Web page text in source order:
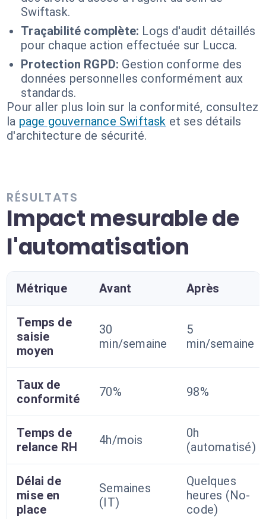
Swiftask.
Traçabilité complète: Logs d'audit détaillés
pour chaque action effectuée sur Lucca.
Protection RGPD: Gestion conforme des
données personnelles conformément aux
standards.
Pour aller plus loin sur la conformité, consultez
la page gouvernance Swiftask et ses détails
d'architecture de sécurité.
RÉSULTATS
Impact mesurable de
l'automatisation
Métrique Avant Après
Temps de
saisie
moyen
30
min/semaine
5
min/semaine
Taux de
conformité
70% 98%
Temps de
relance RH
4h/mois
0h
(automatisé)
Délai de
mise en
place
Semaines
(IT)
Quelques
heures (No-
code)